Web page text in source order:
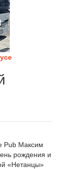
Pub Максим
рождения и
«Нетанцы»